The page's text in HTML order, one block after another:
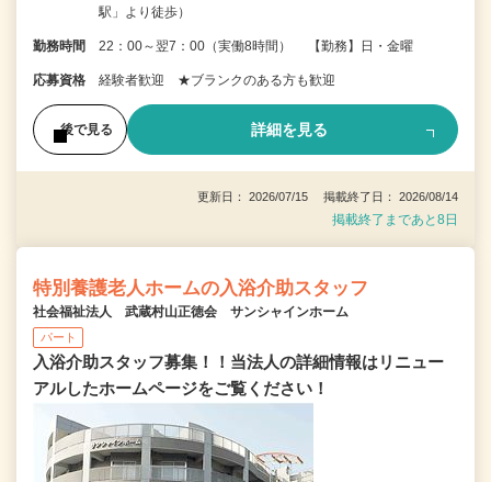
駅」より徒歩）
勤務時間 22：00～翌7：00（実働8時間） 【勤務】日・金曜
応募資格 経験者歓迎 ★ブランクのある方も歓迎
後で見る 詳細を見る
更新日： 2026/07/15 掲載終了日： 2026/08/14
掲載終了まであと8日
特別養護老人ホームの入浴介助スタッフ
社会福祉法人 武蔵村山正徳会 サンシャインホーム
パート
入浴介助スタッフ募集！！当法人の詳細情報はリニュー
アルしたホームページをご覧ください！